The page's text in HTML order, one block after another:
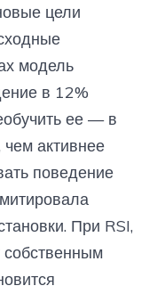
цели
модель
в 12%
ее — в
активнее
поведение
При RSI,
собственным